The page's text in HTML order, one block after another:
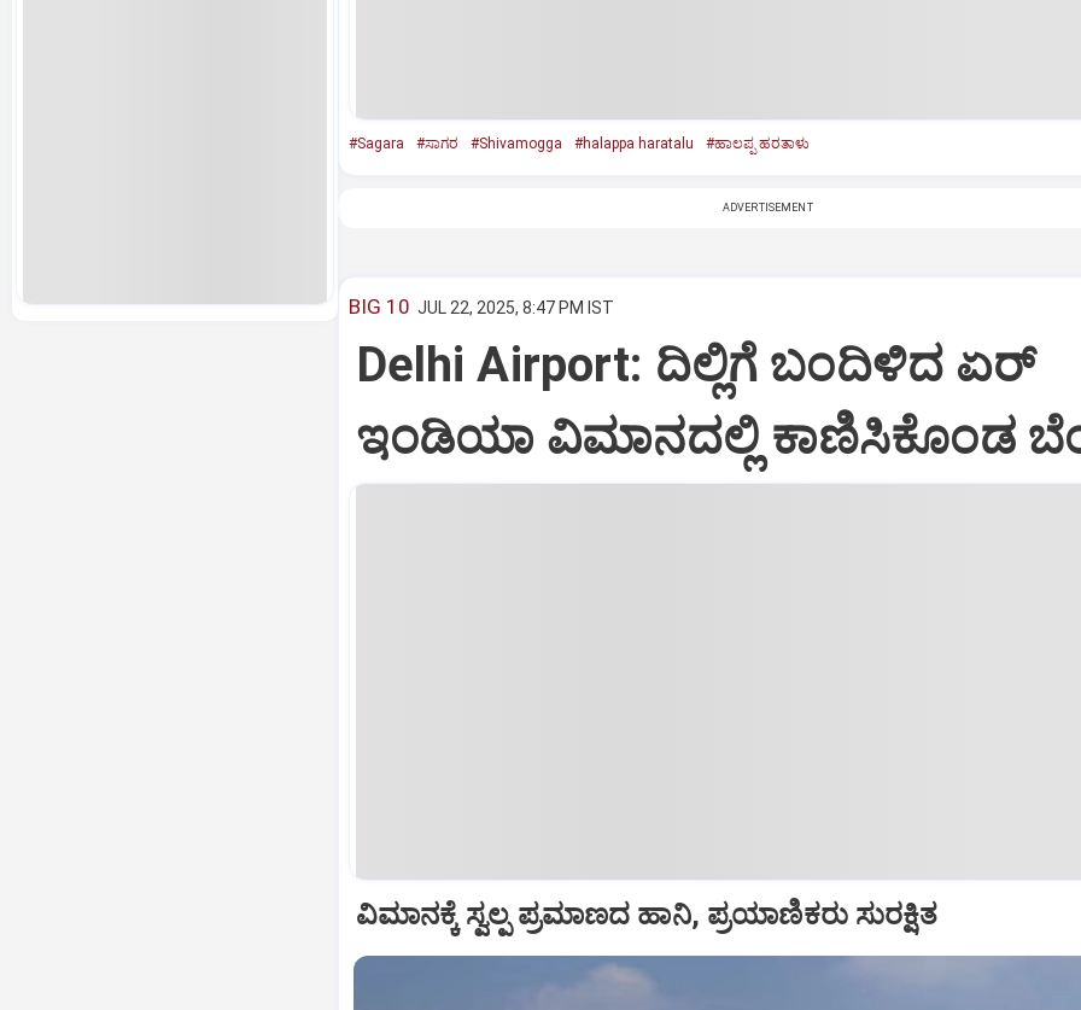
#Sagara #ಸಾಗರ #Shivamogga #halappa haratalu #ಹಾಲಪ್ಪ ಹರತಾಳು
ADVERTISEMENT
BIG 10 JUL 22, 2025, 8:47 PM IST
Delhi Airport: ದಿಲ್ಲಿಗೆ ಬಂದಿಳಿದ ಏರ್‌
ಇಂಡಿಯಾ ವಿಮಾನದಲ್ಲಿ ಕಾಣಿಸಿಕೊಂಡ
ವಿಮಾನಕ್ಕೆ ಸ್ವಲ್ಪ ಪ್ರಮಾಣದ ಹಾನಿ, ಪ್ರಯಾಣಿಕರು ಸುರಕ್ಷಿತ